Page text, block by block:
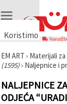
Koristimo
🍪
Koristimo
slične
tehnologije
kako bismo
EM ART › Materijali
(1595)› Naljepnice i
NALJEPNICE
ODJEĆA